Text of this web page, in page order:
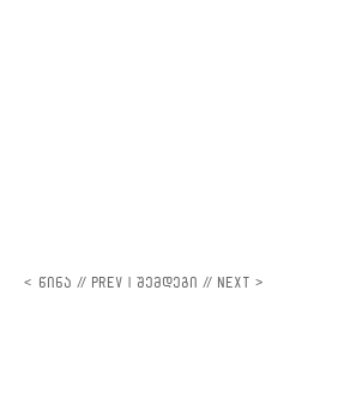
< წინა // Prev შემდეგი // Next >